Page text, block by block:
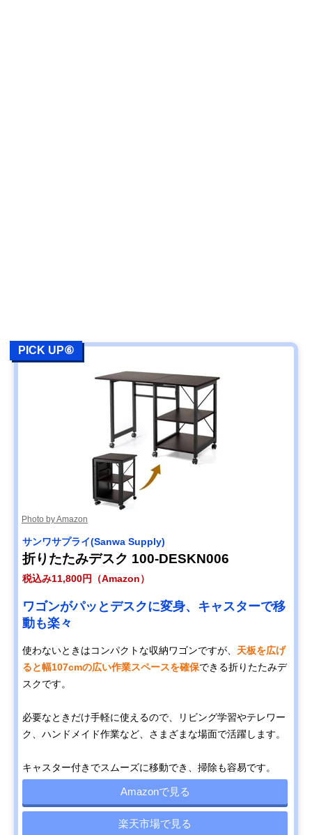
PICK UP⑥
Photo by Amazon
サンワサプライ(Sanwa Supply)
折りたたみデスク 100-DESKN006
税込み11,800円（Amazon）
ワゴンがパッとデスクに変身、キャスターで移
動も楽々
使わないときはコンパクトな収納ワゴンですが、 天板を広げ
ると幅107cmの広い作業スペースを確保できる折りたたみデ
スクです。
必要なときだけ手軽に使えるので、リビング学習やテレワー
ク、ハンドメイド作業など、さまざまな場面で活躍します。
キャスター付きでスムーズに移動でき、掃除も容易です。
Amazonで見る
楽天市場で見る